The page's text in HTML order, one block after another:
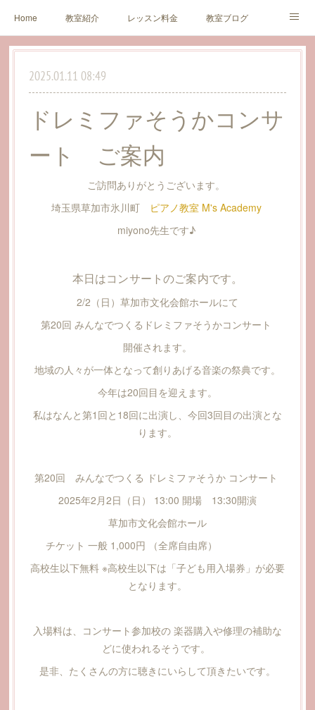
Home 教室紹介 レッスン料金 教室ブログ
生徒様・保護者様の声 アクセス お問い合わせ
2025.01.11 08:49
ドレミファそうかコンサ
ート ご案内
ご訪問ありがとうございます。
埼玉県草加市氷川町
ピアノ教室 M's Academy
miyono先生です♪
本日はコンサートのご案内です。
2/2（日）草加市文化会館ホールにて
第20回 みんなでつくるドレミファそうかコンサート
開催されます。
地域の人々が一体となって創りあげる音楽の祭典です。
今年は20回目を迎えます。
私はなんと第1回と18回に出演し、今回3回目の出演とな
ります。
第20回 みんなでつくる ドレミファそうか コンサート
2025年2月2日（日） 13:00 開場 13:30開演
草加市文化会館ホール
チケット 一般 1,000円 （全席自由席）
高校生以下無料 ※高校生以下は「子ども用入場券」が必要
となります。
入場料は、コンサート参加校の 楽器購入や修理の補助な
どに使われるそうです。
是非、たくさんの方に聴きにいらして頂きたいです。